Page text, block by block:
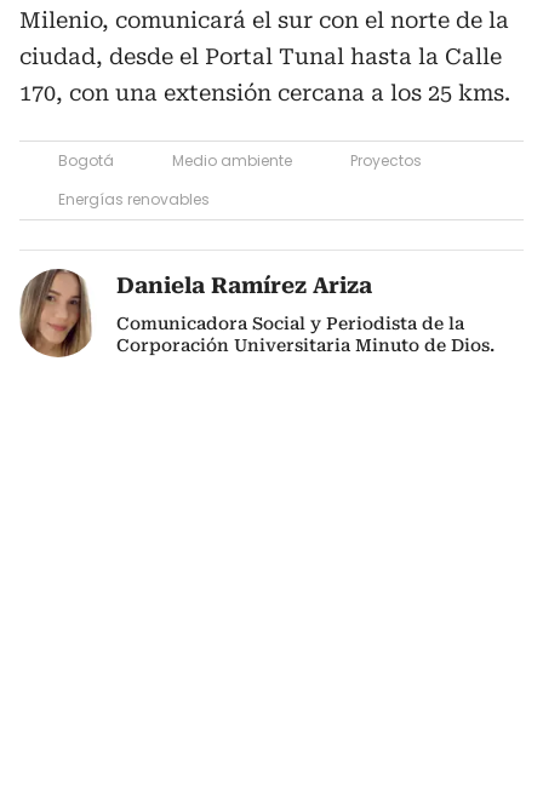
Milenio, comunicará el sur con el norte de la
ciudad, desde el Portal Tunal hasta la Calle
170, con una extensión cercana a los 25 kms.
Bogotá Medio ambiente
Proyectos
Energías renovables
Daniela Ramírez Ariza
Comunicadora Social y Periodista de la
Corporación Universitaria Minuto de Dios.